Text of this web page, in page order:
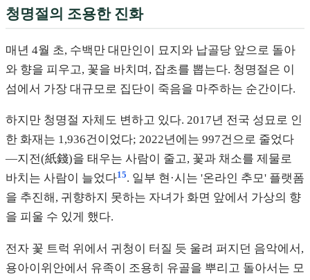
청명절의 조용한 진화
매년 4월 초, 수백만 대만인이 묘지와 납골당 앞으로 돌아
와 향을 피우고, 꽃을 바치며, 잡초를 뽑는다. 청명절은 이
섬에서 가장 대규모로 집단이 죽음을 마주하는 순간이다.
하지만 청명절 자체도 변하고 있다. 2017년 전국 성묘로 인
한 화재는 1,936건이었다; 2022년에는 997건으로 줄었다
—지전(紙錢)을 태우는 사람이 줄고, 꽃과 채소를 제물로
바치는 사람이 늘었다15. 일부 현·시는 '온라인 추모' 플랫폼
을 추진해, 귀향하지 못하는 자녀가 화면 앞에서 가상의 향
을 피울 수 있게 했다.
전자 꽃 트럭 위에서 귀청이 터질 듯 울려 퍼지던 음악에서,
용아이위안에서 유족이 조용히 유골을 뿌리고 돌아서는 모